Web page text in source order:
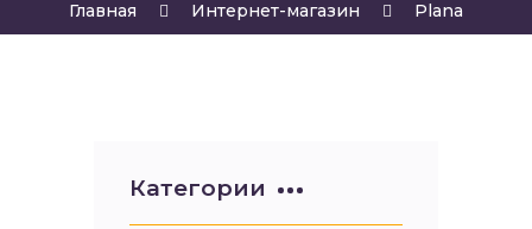
Главная Интернет-магазин Plana
Категории